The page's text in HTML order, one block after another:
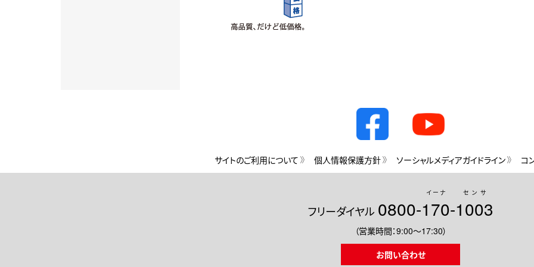
サイトのご利用について 個人情報保護方針 ソーシャルメディアガイドライン コ
フリーダイヤル 0800-170
イーナ
-1003
センサ
（営業時間：9:00～17:30）
お問い合わせ